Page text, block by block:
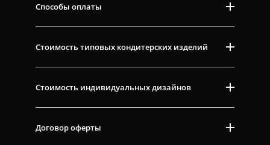
Способы оплаты
Стоимость типовых кондитерских изделий
Стоимость индивидуальных дизайнов
Договор оферты